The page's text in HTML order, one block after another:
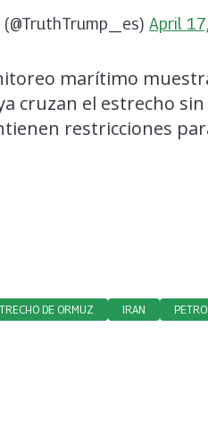
April
marítimo
cruzan el estrecho
restricciones
DE ORMUZ IRAN